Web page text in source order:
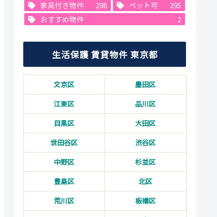
家具付き物件
298 ペット可
295
おすすめ物件
2
生活保護 賃貸物件 東京都
文京区
墨田区
江東区
品川区
目黒区
大田区
世田谷区
渋谷区
中野区
杉並区
豊島区
北区
荒川区
板橋区